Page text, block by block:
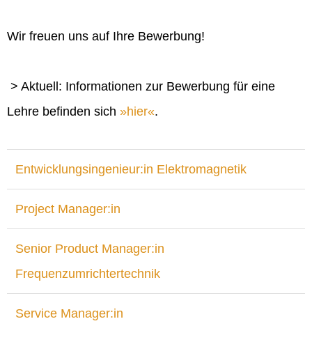
Wir freuen uns auf Ihre Bewerbung!
> Aktuell: Informationen zur Bewerbung für eine
Lehre befinden sich
hier .
Entwicklungsingenieur:in Elektromagnetik
Project Manager:in
Senior Product Manager:in
Frequenzumrichtertechnik
Service Manager:in